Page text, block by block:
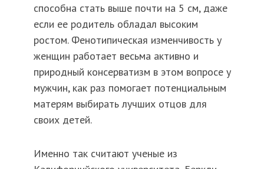
способна стать выше почти на 5 см, даже
если ее родитель обладал высоким
ростом. Фенотипическая изменчивость у
женщин работает весьма активно и
природный консерватизм в этом вопросе у
мужчин, как раз помогает потенциальным
матерям выбирать лучших отцов для
своих детей.
Именно так считают ученые из